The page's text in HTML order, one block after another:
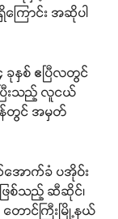
ောင်း အဆိုပါ
နှစ် ဧပြီလတွင်
ြီးသည့် လူငယ်
ျိန်တွင် အမှတ်
ောက်ခံ ပအိုဝ်း
ဖြစ်သည့် ဆီဆိုင်၊
တောင်ကြီးမြို့နယ်